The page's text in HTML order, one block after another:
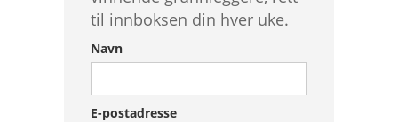
til innboksen din hver uke.
Navn
E-postadresse